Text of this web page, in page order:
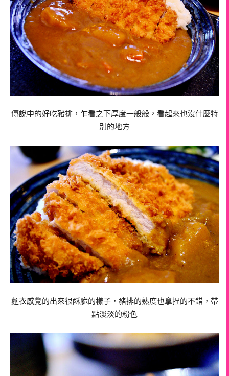
傳說中的好吃豬排，乍看之下厚度一般般，看起來也沒什麼特
別的地方
麵衣感覺的出來很酥脆的樣子，豬排的熟度也拿捏的不錯，帶
點淡淡的粉色